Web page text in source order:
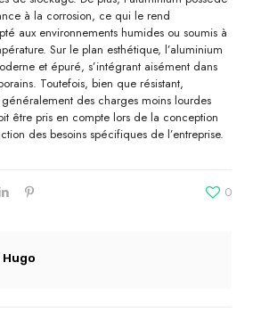
à la corrosion, ce qui le rend
aux environnements humides ou soumis à
Sur le plan esthétique, l’aluminium
et épuré, s’intégrant aisément dans
Toutefois, bien que résistant,
généralement des charges moins lourdes
être pris en compte lors de la conception
des besoins spécifiques de l’entreprise.
0
Hugo